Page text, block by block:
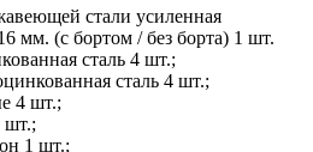
стали усиленная
мм. (с бортом / без борта) 1 шт.
сталь 4 шт.;
сталь 4 шт.;
4 шт.;
шт.;
1 шт.;